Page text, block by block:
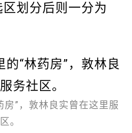
划分后则一分为
房”，敦林良实曾在这里服
。